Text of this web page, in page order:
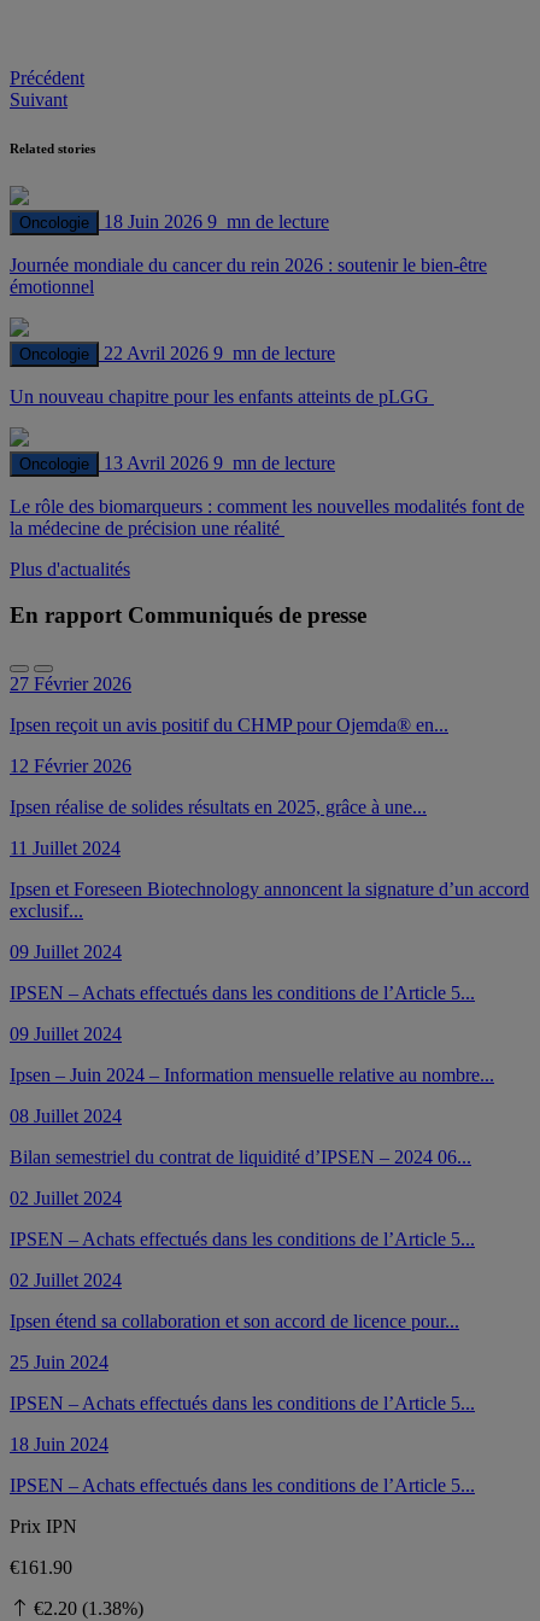
Post
navigation
Précédent
Suivant
Related stories
Oncologie 18 Juin 2026 9 mn de lecture
Journée mondiale du cancer du rein 2026 : soutenir le bien-être
émotionnel
Oncologie 22 Avril 2026 9 mn de lecture
Un nouveau chapitre pour les enfants atteints de pLGG
Oncologie 13 Avril 2026 9 mn de lecture
Le rôle des biomarqueurs : comment les nouvelles modalités font de
la médecine de précision une réalité
Plus d'actualités
En rapport Communiqués de presse
27 Février 2026
Ipsen reçoit un avis positif du CHMP pour Ojemda® en...
12 Février 2026
Ipsen réalise de solides résultats en 2025, grâce à une...
11 Juillet 2024
Ipsen et Foreseen Biotechnology annoncent la signature d’un accord
exclusif...
09 Juillet 2024
IPSEN – Achats effectués dans les conditions de l’Article 5...
09 Juillet 2024
Ipsen – Juin 2024 – Information mensuelle relative au nombre...
08 Juillet 2024
Bilan semestriel du contrat de liquidité d’IPSEN – 2024 06...
02 Juillet 2024
IPSEN – Achats effectués dans les conditions de l’Article 5...
02 Juillet 2024
Ipsen étend sa collaboration et son accord de licence pour...
25 Juin 2024
IPSEN – Achats effectués dans les conditions de l’Article 5...
18 Juin 2024
IPSEN – Achats effectués dans les conditions de l’Article 5...
Prix ​​IPN
€161.90
€2.20 (1.38%)